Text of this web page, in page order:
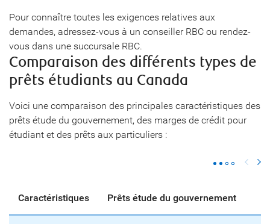
Pour connaître toutes les exigences relatives aux
demandes, adressez-vous à un conseiller RBC ou rendez-
vous dans une succursale RBC.
Comparaison des différents types de
prêts étudiants au Canada
Voici une comparaison des principales caractéristiques des
prêts étude du gouvernement, des marges de crédit pour
étudiant et des prêts aux particuliers :
Caractéristiques Prêts étude du gouvernement